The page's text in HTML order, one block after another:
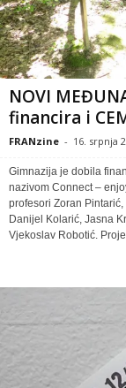
NOVI
financira i
FRANzine - 16. srpnja
Gimnazija je dobila
nazivom Connect –
profesori Zoran
Danijel Kolarić, Jasna
Vjekoslav Robotić.